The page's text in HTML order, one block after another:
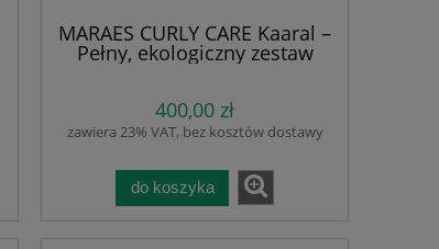
MARAES CURLY CARE Kaaral –
Pełny, ekologiczny zestaw
rewitalizujący do włosów
puszących się z olejkiem
Monoi, komosą ryżową i
500 ml + maska 500 ml + fluid
150 ml
400,00 zł
zawiera 23% VAT, bez kosztów dostawy
do koszyka